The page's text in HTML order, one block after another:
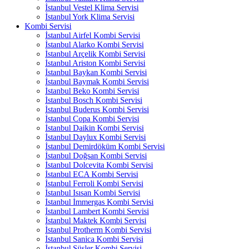
İstanbul Vestel Klima Servisi
İstanbul York Klima Servisi
Kombi Servisi
İstanbul Airfel Kombi Servisi
İstanbul Alarko Kombi Servisi
İstanbul Arçelik Kombi Servisi
İstanbul Ariston Kombi Servisi
İstanbul Baykan Kombi Servisi
İstanbul Baymak Kombi Servisi
İstanbul Beko Kombi Servisi
İstanbul Bosch Kombi Servisi
İstanbul Buderus Kombi Servisi
İstanbul Copa Kombi Servisi
İstanbul Daikin Kombi Servisi
İstanbul Daylux Kombi Servisi
İstanbul Demirdöküm Kombi Servisi
İstanbul Doğsan Kombi Servisi
İstanbul Dolcevita Kombi Servisi
İstanbul ECA Kombi Servisi
İstanbul Ferroli Kombi Servisi
İstanbul Isısan Kombi Servisi
İstanbul İmmergas Kombi Servisi
İstanbul Lambert Kombi Servisi
İstanbul Maktek Kombi Servisi
İstanbul Protherm Kombi Servisi
İstanbul Sanica Kombi Servisi